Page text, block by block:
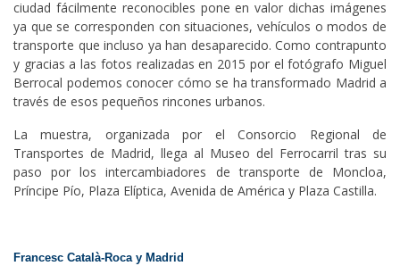
ciudad fácilmente reconocibles pone en valor dichas imágenes
ya que se corresponden con situaciones, vehículos o modos de
transporte que incluso ya han desaparecido. Como contrapunto
y gracias a las fotos realizadas en 2015 por el fotógrafo Miguel
Berrocal podemos conocer cómo se ha transformado Madrid a
través de esos pequeños rincones urbanos.
La muestra, organizada por el Consorcio Regional de
Transportes de Madrid, llega al Museo del Ferrocarril tras su
paso por los intercambiadores de transporte de Moncloa,
Príncipe Pío, Plaza Elíptica, Avenida de América y Plaza Castilla.
Francesc Català-Roca y Madrid